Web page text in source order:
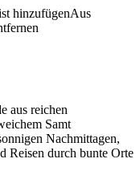
hinzufügenAus
aus reichen
Samt
Nachmittagen,
Reisen durch bunte Orte